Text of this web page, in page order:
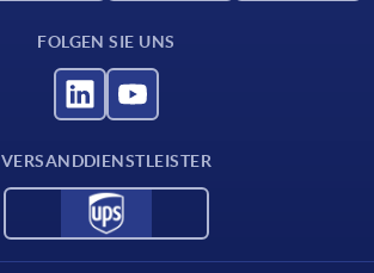
FOLGEN SIE UNS
VERSANDDIENSTLEISTER